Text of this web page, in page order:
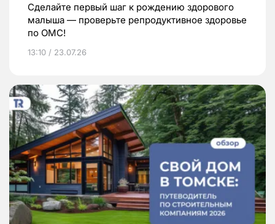
Сделайте первый шаг к рождению здорового
малыша — проверьте репродуктивное здоровье
по ОМС!
13:10 / 23.07.26